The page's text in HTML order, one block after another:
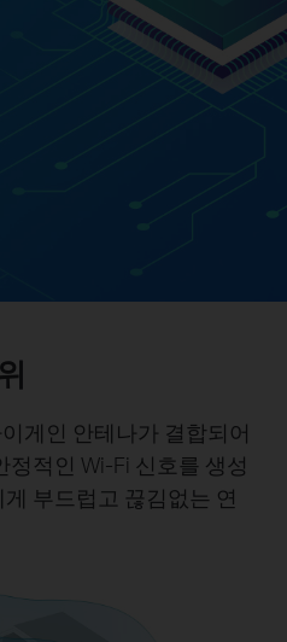
게인 안테나가 결합되어
적인 Wi-Fi 신호를 생성
부드럽고 끊김없는 연